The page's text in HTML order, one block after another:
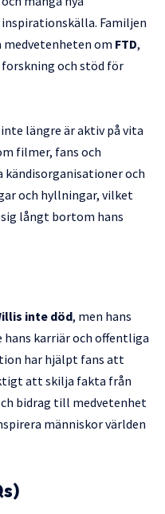
Familjen
medvetenheten om FTD,
och stöd för
längre är aktiv på vita
filmer, fans och
kändisorganisationer och
och hyllningar, vilket
långt bortom hans
inte död, men hans
karriär och offentliga
har hjälpt fans att
att skilja fakta från
bidrag till medvetenhet
människor världen